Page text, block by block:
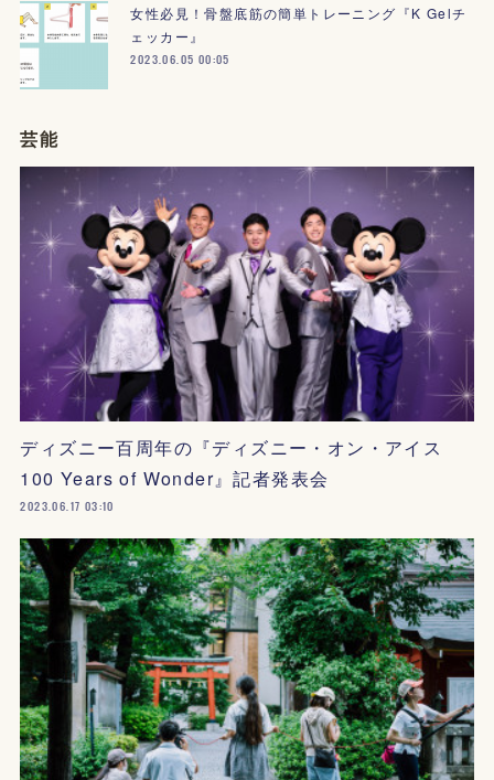
女性必見！骨盤底筋の簡単トレーニング『K Gelチ
ェッカー』
2023.06.05 00:05
芸能
ディズニー百周年の『ディズニー・オン・アイス
100 Years of Wonder』記者発表会
2023.06.17 03:10